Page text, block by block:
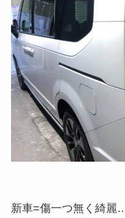
新車=傷一つ無く綺麗